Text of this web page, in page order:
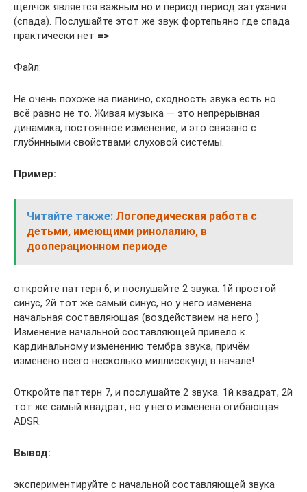
щелчок является важным но и период период затухания
(спада). Послушайте этот же звук фортепьяно где спада
практически нет =>
Файл:
Не очень похоже на пианино, сходность звука есть но
всё равно не то. Живая музыка — это непрерывная
динамика, постоянное изменение, и это связано с
глубинными свойствами слуховой системы.
Пример:
Читайте также: Логопедическая работа с
детьми, имеющими ринолалию, в
дооперационном периоде
откройте паттерн 6, и послушайте 2 звука. 1й простой
синус, 2й тот же самый синус, но у него изменена
начальная составляющая (воздействием на него ).
Изменение начальной составляющей привело к
кардинальному изменению тембра звука, причём
изменено всего несколько миллисекунд в начале!
Откройте паттерн 7, и послушайте 2 звука. 1й квадрат, 2й
тот же самый квадрат, но у него изменена огибающая
ADSR.
Вывод:
экспериментируйте с начальной составляющей звука